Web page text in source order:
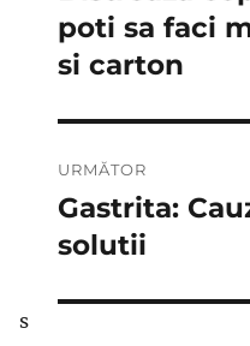
articole
anterior:
poti sa faci
si carton
URMĂTOR
Articolul
următor:
Gastrita:
solutii
s